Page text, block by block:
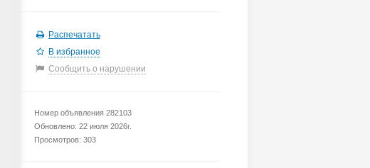
Распечатать
В избранное
Сообщить о нарушении
Номер объявления 282103
Обновлено: 22 июля 2026г.
Просмотров: 303